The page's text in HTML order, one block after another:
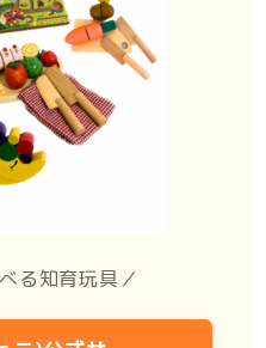
る知育玩具／